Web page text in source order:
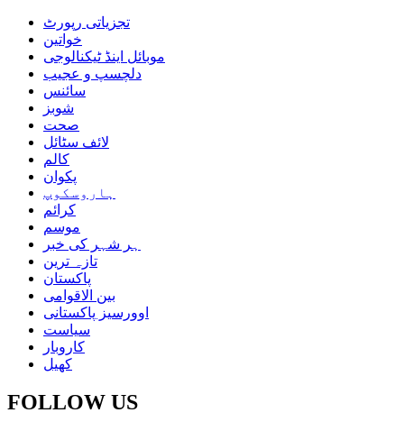
تجزیاتی رپورٹ
خواتین
موبائل اینڈ ٹیکنالوجی
دلچسپ و عجیب
سائنس
شوبز
صحت
لائف سٹائل
کالم
پکوان
ہاروسکوپ
کرائم
موسم
ہر شہر کی خبر
تازہ ترین
پاکستان
بین الاقوامی
اوورسیز پاکستانی
سیاست
کاروبار
کھیل
FOLLOW US